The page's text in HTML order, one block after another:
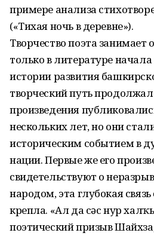
примере анализа
(«Тихая ночь в деревне»).
Творчество поэта занимает
только в литературе начала
истории развития
творческий путь
произведения
нескольких лет, но они
историческим событием в
нации. Первые же его
свидетельствуют о
народом, эта глубокая
крепла. «Ал да сәс нур
поэтический призыв